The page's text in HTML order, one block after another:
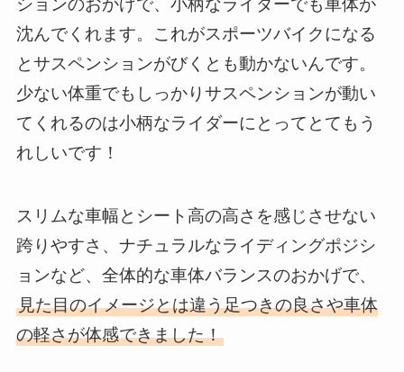
沈んでくれます。これがスポーツバイクになる
とサスペンションがびくとも動かないんです。
少ない体重でもしっかりサスペンションが動い
てくれるのは小柄なライダーにとってとてもう
れしいです！
スリムな車幅とシート高の高さを感じさせない
跨りやすさ、ナチュラルなライディングポジシ
ョンなど、全体的な車体バランスのおかげで、
見た目のイメージとは違う足つきの良さや車体
の軽さが体感できました！